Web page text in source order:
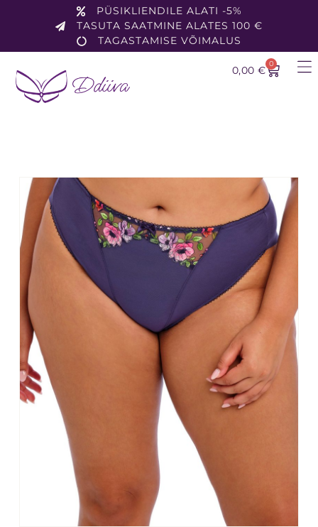
PÜSIKLIENDILE ALATI -5%
TASUTA SAATMINE ALATES 100 €
TAGASTAMISE VÕIMALUS
0,00 €
0